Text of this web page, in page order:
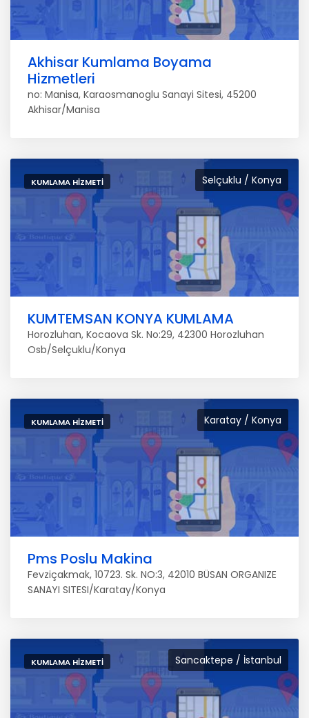
Akhisar Kumlama Boyama
Hizmetleri
no: Manisa, Karaosmanoglu Sanayi Sitesi, 45200
Akhisar/Manisa
Selçuklu / Konya
KUMLAMA HIZMETI
KUMTEMSAN KONYA KUMLAMA
Horozluhan, Kocaova Sk. No:29, 42300 Horozluhan
Osb/Selçuklu/Konya
Karatay / Konya
KUMLAMA HIZMETI
Pms Poslu Makina
Fevziçakmak, 10723. Sk. NO:3, 42010 BÜSAN ORGANIZE
SANAYI SITESI/Karatay/Konya
Sancaktepe / İstanbul
KUMLAMA HIZMETI